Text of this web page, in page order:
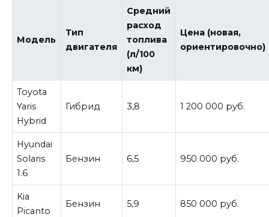
Модель
Тип
двигателя
Средний
расход
топлива
(л/100
км)
Цена (новая,
ориентировочно)
Toyota
Yaris
Hybrid
Гибрид 3,8 1 200 000 руб.
Hyundai
Solaris
1.6
Бензин 6,5 950 000 руб.
Kia
Picanto
Бензин 5,9 850 000 руб.